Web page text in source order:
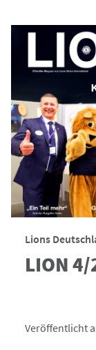
Lions
LION
Veröffentlicht